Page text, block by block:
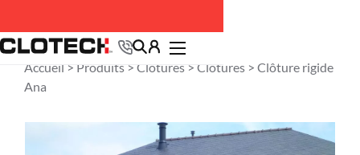
Accueil > Produits> Clôtures> Clôtures> Clôture rigide
Ana